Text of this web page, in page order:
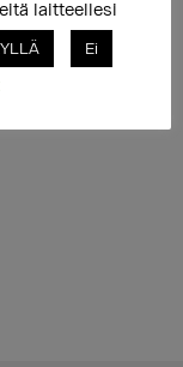
(SMOK) ja
laitteellesi
Ei